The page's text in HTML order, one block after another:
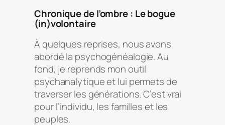
Chronique de l’ombre : Le bogue
(in)volontaire
À quelques reprises, nous avons
abordé la psychogénéalogie. Au
fond, je reprends mon outil
psychanalytique et lui permets de
traverser les générations. C’est vrai
pour l’individu, les familles et les
peuples.